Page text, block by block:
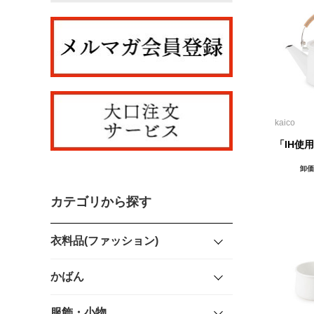
カテゴリから探す
衣料品(ファッション)
かばん
kaico
「IH使
卸